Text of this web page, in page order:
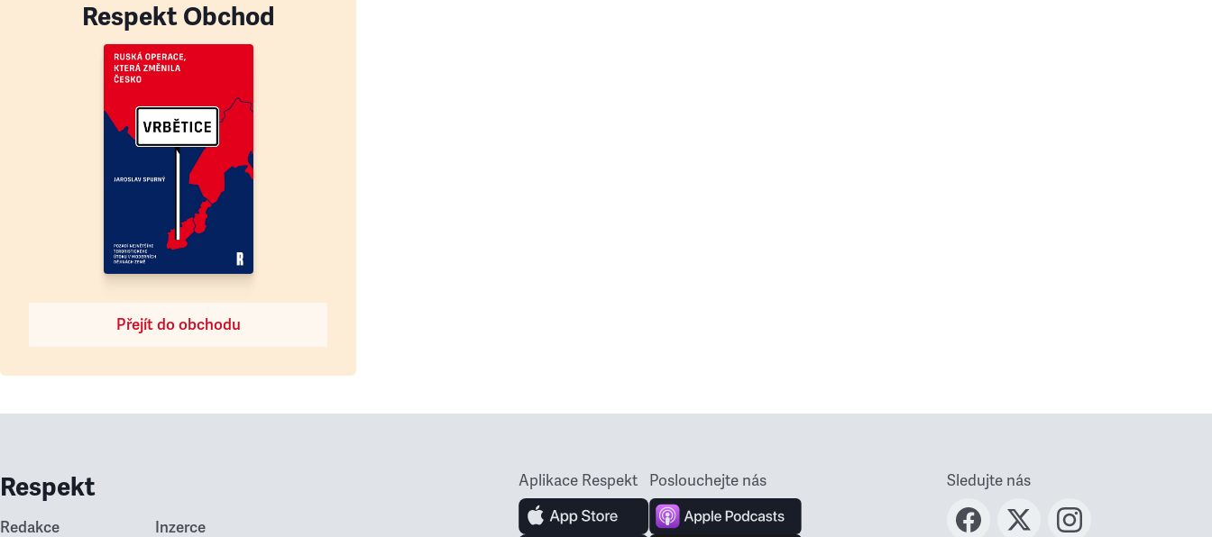
Respekt Obchod
Přejít do obchodu
Respekt
Redakce Inzerce
Aplikace Respekt Poslouchejte nás Sledujte nás